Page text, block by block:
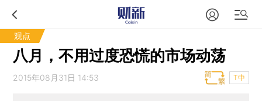
观点
八月，不用过度恐慌的市场动荡
2015年08月31日 14:53 T中